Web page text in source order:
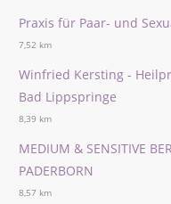
Praxis für Paar- und
7,52 km
Winfried Kersting -
Bad Lippspringe
8,39 km
MEDIUM & SENSITIVE
PADERBORN
8,57 km